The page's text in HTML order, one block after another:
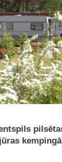
kempingā